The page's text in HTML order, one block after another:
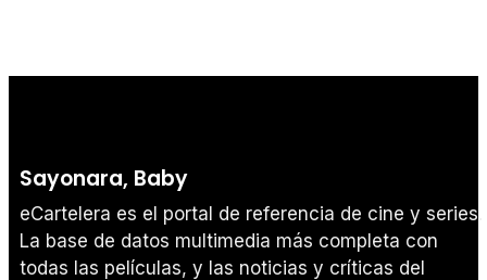
Sayonara, Baby
eCartelera es el portal de referencia de cine y series.
La base de datos multimedia más completa con
todas las películas, y las noticias y críticas del